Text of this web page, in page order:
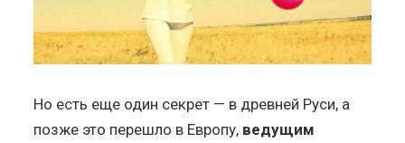
Но есть еще один секрет — в древней Руси, а
позже это перешло в Европу, ведущим